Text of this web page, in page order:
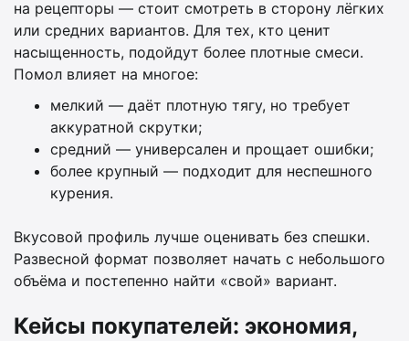
на рецепторы — стоит смотреть в сторону лёгких
или средних вариантов. Для тех, кто ценит
насыщенность, подойдут более плотные смеси.
Помол влияет на многое:
мелкий — даёт плотную тягу, но требует
аккуратной скрутки;
средний — универсален и прощает ошибки;
более крупный — подходит для неспешного
курения.
Вкусовой профиль лучше оценивать без спешки.
Развесной формат позволяет начать с небольшого
объёма и постепенно найти «свой» вариант.
Кейсы покупателей: экономия,